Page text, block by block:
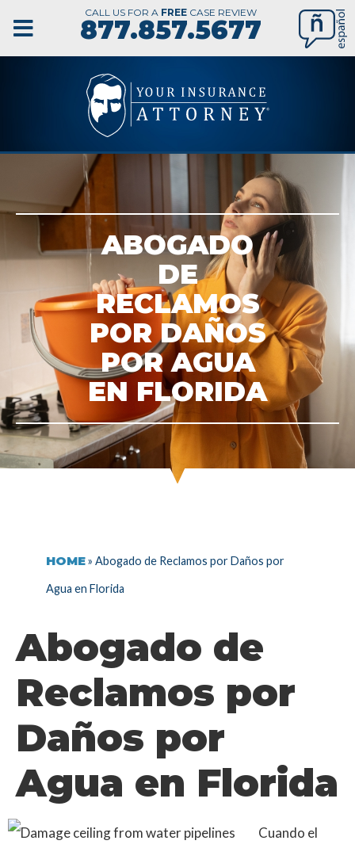
CALL US FOR A FREECASE REVIEW
877.857.5677
ABOGADO
DE
RECLAMOS
POR DAÑOS
POR AGUA
EN FLORIDA
HOME» Abogado de Reclamos por Daños por
Agua en Florida
Abogado de
Reclamos por
Daños por
Agua en Florida
Cuando el